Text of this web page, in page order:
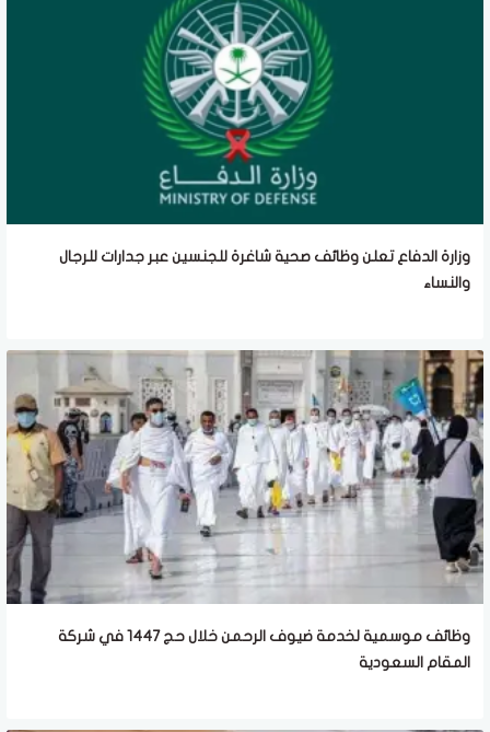
وزارة الدفاع تعلن وظائف صحية شاغرة للجنسين عبر جدارات للرجال
والنساء
وظائف موسمية لخدمة ضيوف الرحمن خلال حج 1447 في شركة
المقام السعودية